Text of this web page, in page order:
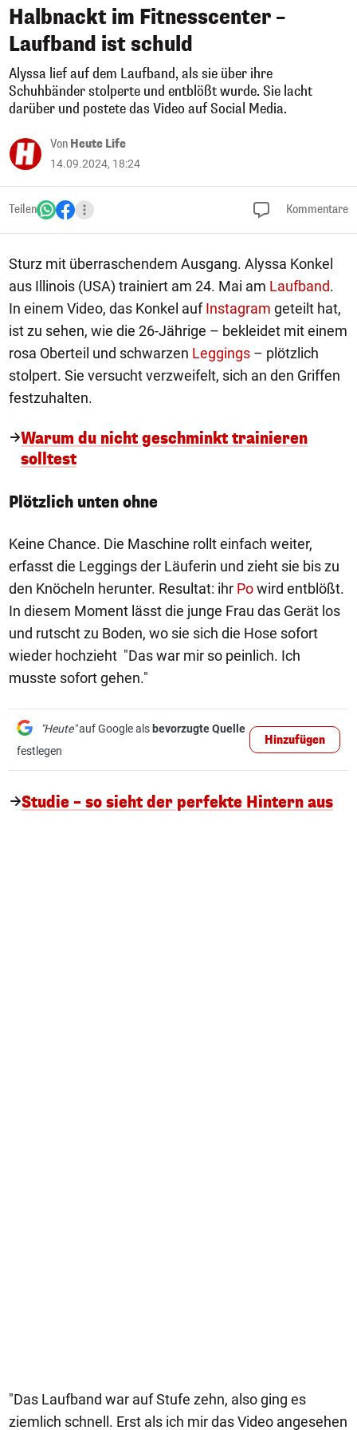
Halbnackt im Fitnesscenter –
Laufband ist schuld
Alyssa lief auf dem Laufband, als sie über ihre
Schuhbänder stolperte und entblößt wurde. Sie lacht
darüber und postete das Video auf Social Media.
Von Heute Life
14.09.2024, 18:24
Teilen Kommentare
Sturz mit überraschendem Ausgang. Alyssa Konkel
aus Illinois (USA) trainiert am 24. Mai am Laufband.
In einem Video, das Konkel aufInstagram geteilt hat,
ist zu sehen, wie die 26-Jährige – bekleidet mit einem
rosa Oberteil und schwarzen Leggings – plötzlich
stolpert. Sie versucht verzweifelt, sich an den Griffen
festzuhalten.
Warum du nicht geschminkt trainieren
solltest
Plötzlich unten ohne
Keine Chance. Die Maschine rollt einfach weiter,
erfasst die Leggings der Läuferin und zieht sie bis zu
den Knöcheln herunter. Resultat: ihr Powird entblößt.
In diesem Moment lässt die junge Frau das Gerät los
und rutscht zu Boden, wo sie sich die Hose sofort
wieder hochzieht "Das war mir so peinlich. Ich
musste sofort gehen."
"Heute"auf Google als bevorzugte Quelle
festlegen
Hinzufügen
Studie – so sieht der perfekte Hintern aus
"Das Laufband war auf Stufe zehn, also ging es
ziemlich schnell. Erst als ich mir das Video angesehen